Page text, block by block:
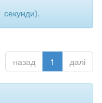
секунди).
назад 1 далі